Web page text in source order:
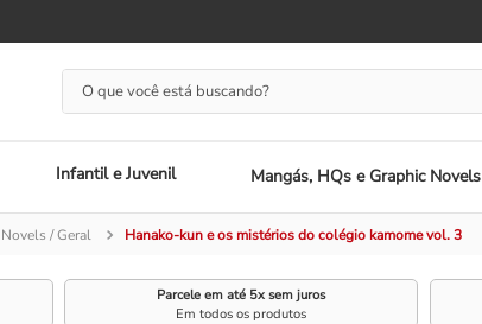
O que você está buscando?
Infantil e Juvenil Mangás, HQs e Graphic Novels
/ Geral Hanako-kun e os mistérios do colégio kamome vol. 3
Parcele em até 5x sem juros
Em todos os produtos